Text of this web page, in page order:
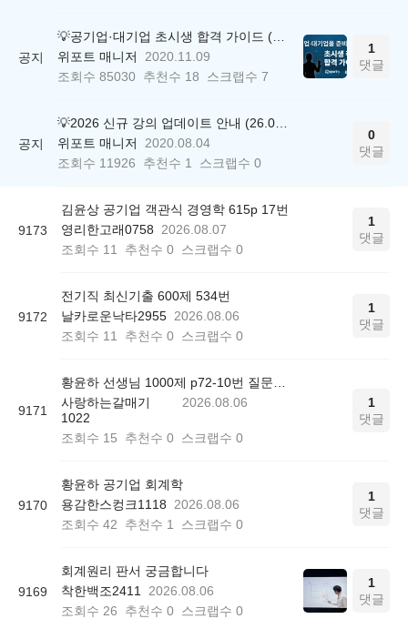
공지
위포트 매니저
2020.11.09
조회수 85030 추천수 18 스크랩수 7
1
댓글
공지
위포트 매니저
2020.08.04
조회수 11926 추천수 1 스크랩수 0
0
댓글
9173
김윤상 공기업 객관식 경영학 615p 17번
영리한고래0758
2026.08.07
조회수 11 추천수 0 스크랩수 0
1
댓글
9172
전기직 최신기출 600제 534번
날카로운낙타2955 2026.08.06
조회수 11 추천수 0 스크랩수 0
1
댓글
9171
사랑하는갈매기
1022
2026.08.06
조회수 15 추천수 0 스크랩수 0
1
댓글
9170
황윤하 공기업 회계학
용감한스컹크1118
2026.08.06
조회수 42 추천수 1 스크랩수 0
1
댓글
9169
회계원리 판서 궁금합니다
착한백조2411
2026.08.06
조회수 26 추천수 0 스크랩수 0
1
댓글